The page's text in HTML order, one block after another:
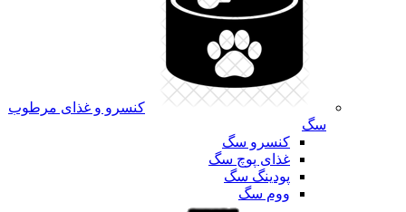
کنسرو و غذای مرطوب
سگ
کنسرو سگ
غذای پوچ سگ
پودینگ سگ
ووم سگ